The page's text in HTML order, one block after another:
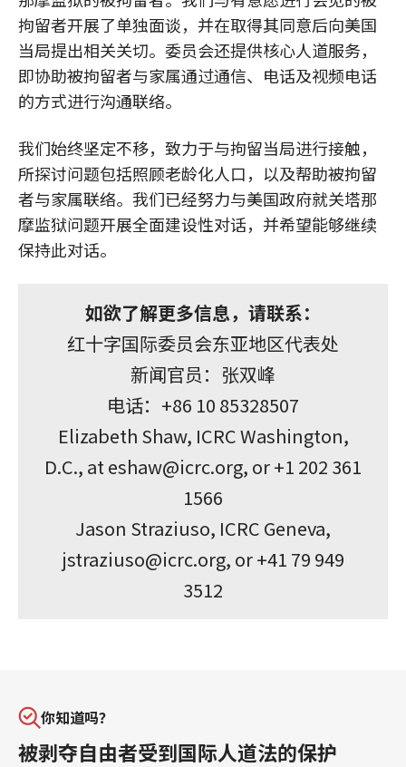
拘留者开展了单独面谈，并在取得其同意后向美国
当局提出相关关切。委员会还提供核心人道服务，
即协助被拘留者与家属通过通信、电话及视频电话
的方式进行沟通联络。
我们始终坚定不移，致力于与拘留当局进行接触，
所探讨问题包括照顾老龄化人口，以及帮助被拘留
者与家属联络。我们已经努力与美国政府就关塔那
摩监狱问题开展全面建设性对话，并希望能够继续
保持此对话。
如欲了解更多信息，请联系：
红十字国际委员会东亚地区代表处
新闻官员：张双峰
电话：+86 10 85328507
Elizabeth Shaw, ICRC Washington,
D.C., ateshaw@icrc.org, or +1 202 361
1566
Jason Straziuso, ICRC Geneva,
jstraziuso@icrc.org, or +41 79 949
3512
你知道吗？
被剥夺自由者受到国际人道法的保护